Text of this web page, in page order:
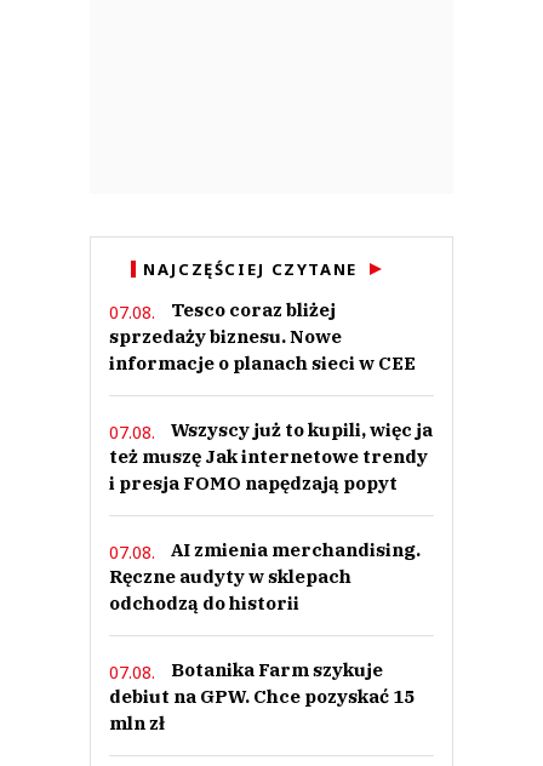
NAJCZĘŚCIEJ CZYTANE
07.08.
Tesco coraz bliżej
sprzedaży biznesu. Nowe
informacje o planach sieci w CEE
07.08.
Wszyscy już to kupili, więc ja
też muszę Jak internetowe trendy
i presja FOMO napędzają popyt
07.08.
AI zmienia merchandising.
Ręczne audyty w sklepach
odchodzą do historii
07.08.
Botanika Farm szykuje
debiut na GPW. Chce pozyskać 15
mln zł